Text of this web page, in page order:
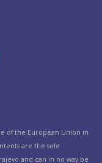
of the European Union in
are the sole
and can in no way be